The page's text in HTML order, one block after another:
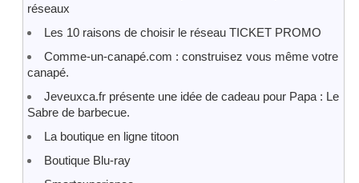
réseaux
Les 10 raisons de choisir le réseau TICKET PROMO
Comme-un-canapé.com : construisez vous même votre
canapé.
Jeveuxca.fr présente une idée de cadeau pour Papa : Le
Sabre de barbecue.
La boutique en ligne titoon
Boutique Blu-ray